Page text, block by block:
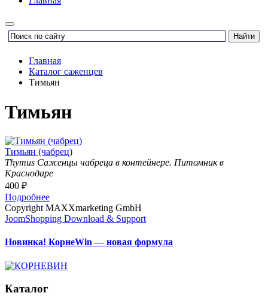
Главная
Каталог саженцев
Тимьян
Тимьян
Тимьян (чабрец)
Thymus Саженцы чабреца в контейнере. Питомник в
Краснодаре
400 ₽
Подробнее
Copyright MAXXmarketing GmbH
JoomShopping Download & Support
Новинка! КорнеWin — новая формула
Каталог